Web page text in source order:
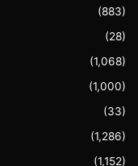
(883)
(28)
(1,068)
(1,000)
(33)
(1,286)
(1,152)